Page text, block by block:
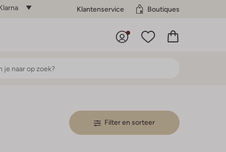
Klantenservice Boutiques
Filter en sorteer